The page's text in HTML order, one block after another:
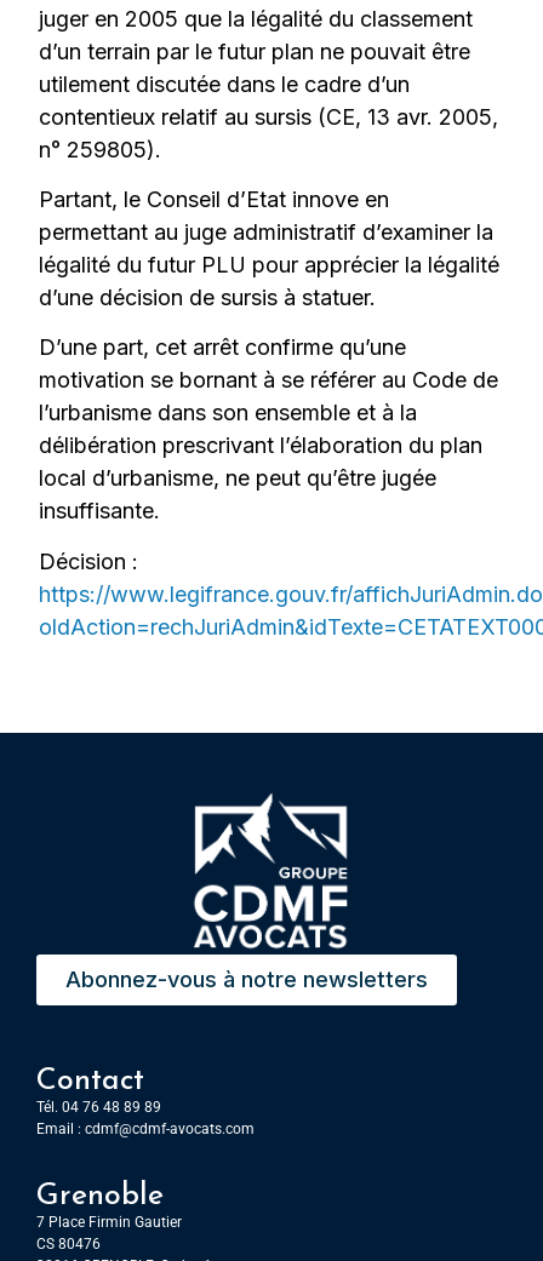
juger en 2005 que la légalité du classement
d’un terrain par le futur plan ne pouvait être
utilement discutée dans le cadre d’un
contentieux relatif au sursis (CE, 13 avr. 2005,
n° 259805).
Partant, le Conseil d’Etat innove en
permettant au juge administratif d’examiner la
légalité du futur PLU pour apprécier la légalité
d’une décision de sursis à statuer.
D’une part, cet arrêt confirme qu’une
motivation se bornant à se référer au Code de
l’urbanisme dans son ensemble et à la
délibération prescrivant l’élaboration du plan
local d’urbanisme, ne peut qu’être jugée
insuffisante.
Décision :
https://www.legifrance.gouv.fr/
Abonnez-vous à notre newsletters
Contact
Tél. 04 76 48 89 89
Email : cdmf@cdmf-avocats.com
Grenoble
7 Place Firmin Gautier
CS 80476